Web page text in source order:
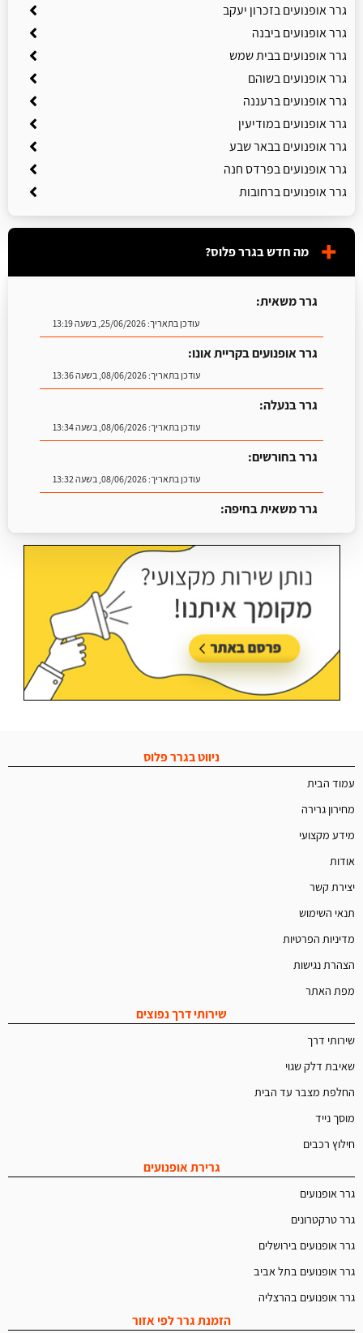
גרר אופנועים בזכרון יעקב
גרר אופנועים ביבנה
גרר אופנועים בבית שמש
גרר אופנועים בשוהם
גרר אופנועים ברעננה
גרר אופנועים במודיעין
גרר אופנועים בבאר שבע
גרר אופנועים בפרדס חנה
גרר אופנועים ברחובות
מה חדש בגרר פלוס?
גרר משאית:
עודכן בתאריך:25/06/2026, בשעה 13:19
גרר אופנועים בקריית אונו:
עודכן בתאריך:08/06/2026, בשעה 13:36
גרר בנעלה:
עודכן בתאריך:08/06/2026, בשעה 13:34
גרר בחורשים:
עודכן בתאריך:08/06/2026, בשעה 13:32
גרר משאית בחיפה:
עודכן בתאריך:25/06/2026, בשעה 13:25
ניווט בגרר פלוס
עמוד הבית
מחירון גרירה
מידע מקצועי
אודות
יצירת קשר
תנאי השימוש
מדיניות הפרטיות
הצהרת נגישות
מפת האתר
שירותי דרך נפוצים
שירותי דרך
שאיבת דלק שגוי
החלפת מצבר עד הבית
מוסך נייד
חילוץ רכבים
גרירת אופנועים
גרר אופנועים
גרר טרקטרונים
גרר אופנועים בירושלים
גרר אופנועים בתל אביב
גרר אופנועים בהרצליה
הזמנת גרר לפי אזור